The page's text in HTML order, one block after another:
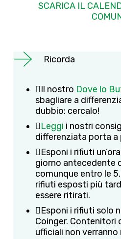
SCARICA IL
Ricorda
Il nostro Dove lo
sbagliare a
dubbio: cercalo!
Leggi i nostri
differenziata porta a
Esponi i rifiuti
giorno antecedente
comunque entro le
rifiuti esposti più
essere ritirati.
Esponi i rifiuti solo
Coinger. Contenitori
ufficiali non